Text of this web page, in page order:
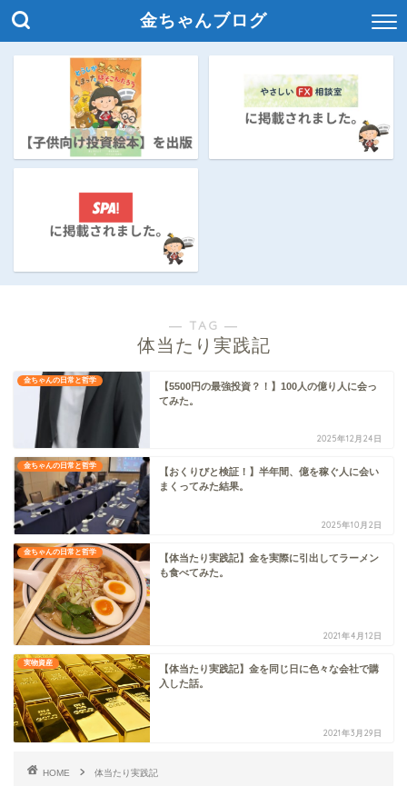
金ちゃんブログ
― TAG ―
体当たり実践記
金ちゃんの日常と哲学
【5500円の最強投資？！】100人の億り人に会っ
てみた。
2025年12月24日
金ちゃんの日常と哲学
【おくりびと検証！】半年間、億を稼ぐ人に会い
まくってみた結果。
2025年10月2日
金ちゃんの日常と哲学
【体当たり実践記】金を実際に引出してラーメン
も食べてみた。
2021年4月12日
実物資産
【体当たり実践記】金を同じ日に色々な会社で購
入した話。
2021年3月29日
HOME 体当たり実践記